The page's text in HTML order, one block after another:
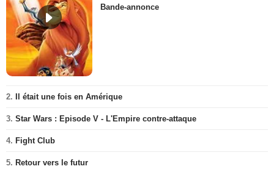
Bande-annonce
2. Il était une fois en Amérique
3. Star Wars : Episode V - L'Empire contre-attaque
4. Fight Club
5. Retour vers le futur